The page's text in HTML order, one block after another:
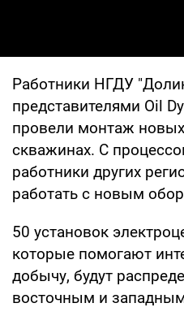
Работники НГДУ
представителями Oil
провели монтаж
скважинах. С
работники других
работать с новым
50 установок
которые помогают
добычу, будут
восточным и